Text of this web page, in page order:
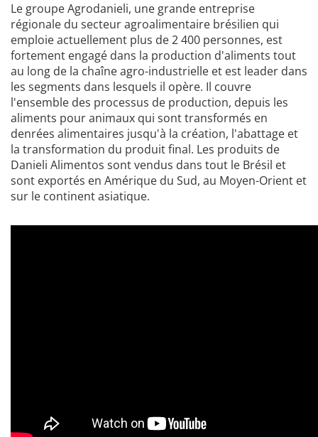
Le groupe Agrodanieli, une grande entreprise
régionale du secteur agroalimentaire brésilien qui
emploie actuellement plus de 2 400 personnes, est
fortement engagé dans la production d'aliments tout
au long de la chaîne agro-industrielle et est leader dans
les segments dans lesquels il opère. Il couvre
l'ensemble des processus de production, depuis les
aliments pour animaux qui sont transformés en
denrées alimentaires jusqu'à la création, l'abattage et
la transformation du produit final. Les produits de
Danieli Alimentos sont vendus dans tout le Brésil et
sont exportés en Amérique du Sud, au Moyen-Orient et
sur le continent asiatique.